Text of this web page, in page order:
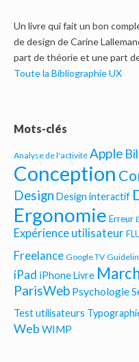
Un livre qui fait un bon
de design de Carine
part de théorie et une part
Toute la Bibliographie UX
Mots-clés
Analyse de l'activité Apple
Conception
Design Design interactif
Ergonomie Erreur
Expérience utilisateur
Freelance Google TV
iPad iPhoneLivre
ParisWeb Psychologie
Test utilisateurs
Web WIMP